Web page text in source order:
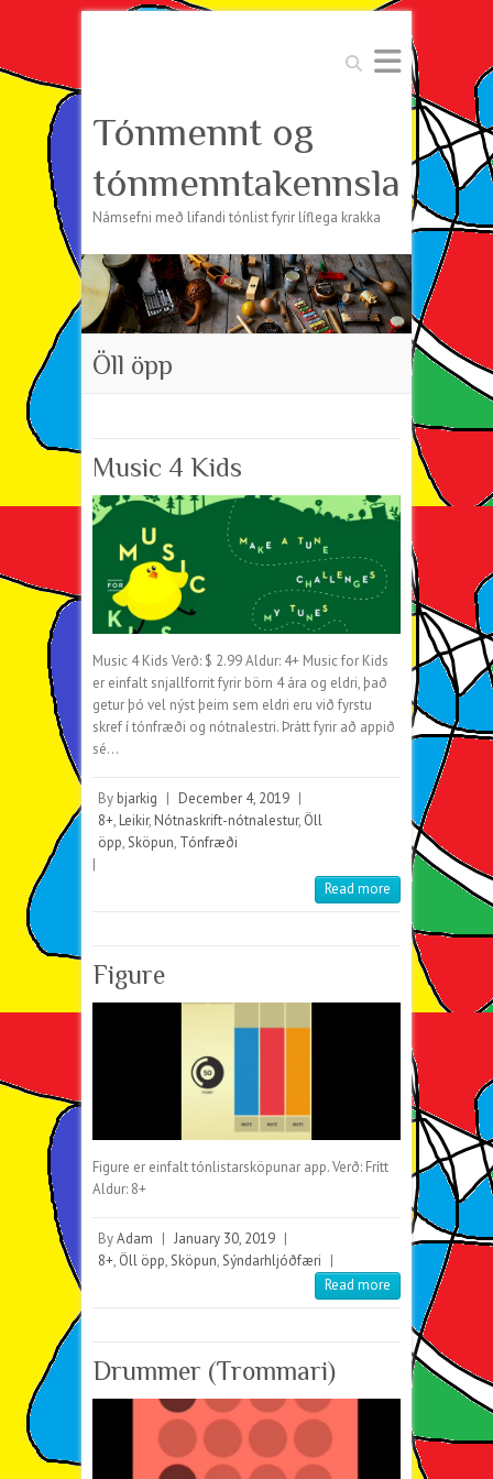
Search
Tónmennt og
tónmenntakennsla
Námsefni með lifandi tónlist fyrir líflega krakka
Öll öpp
Music 4 Kids
Music 4 Kids Verð: $ 2.99 Aldur: 4+ Music for Kids
er einfalt snjallforrit fyrir börn 4 ára og eldri, það
getur þó vel nýst þeim sem eldri eru við fyrstu
skref í tónfræði og nótnalestri. Þrátt fyrir að appið
sé…
By bjarkig | December 4, 2019 |
8+, Leikir, Nótnaskrift-nótnalestur, Öll
öpp,Sköpun, Tónfræði
|
Read more
Figure
Figure er einfalt tónlistarsköpunar app. Verð: Frítt
Aldur: 8+
ByAdam | January 30, 2019 |
8+, Öll öpp,Sköpun,Sýndarhljóðfæri |
Read more
Drummer (Trommari)